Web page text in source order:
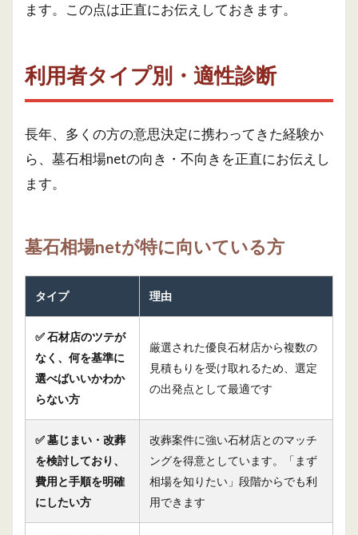
ます。この点は正直にお伝えしておきます。
利用者タイプ別・適性診断
長年、多くの方の意思決定に携わってきた経験か
ら、墓石相場netの向き・不向きを正直にお伝えし
ます。
墓石相場netが特に向いている方
タイプ 理由
✅ 石材店のツテが
なく、何を基準に
選べばいいかわか
らない方
厳選された優良石材店から複数の
見積もりを受け取れるため、選定
の出発点として最適です
✅ 墓じまい・改葬
を検討しており、
費用と手順を明確
にしたい方
改葬案件に強い石材店とのマッチ
ングを得意としています。「まず
相場を知りたい」段階からでも利
用できます